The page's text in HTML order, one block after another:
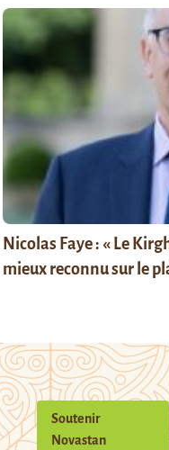
Nicolas Faye : « Le
mieux reconnu sur le
Soutenir
Novastan